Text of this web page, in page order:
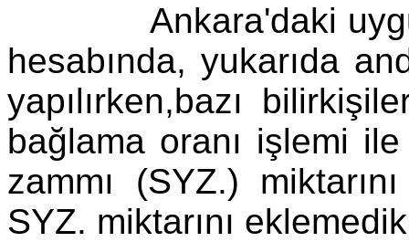
Ankara'daki
hesabında, yukarıda
yapılırken,bazı
bağlama oranı işlemi
zammı (SYZ.)
SYZ. miktarını